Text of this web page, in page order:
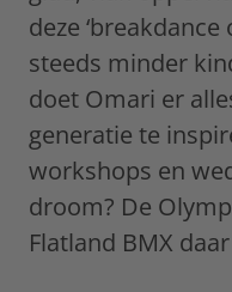
deze
steeds minder
doet Omari er
generatie te
workshops en
droom? De
Flatland BMX